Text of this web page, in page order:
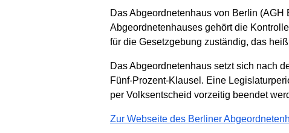
Das Abgeordnetenhaus von Berlin
Abgeordnetenhauses gehört die
für die Gesetzgebung zuständig, das
Das Abgeordnetenhaus setzt sich nach
Fünf-Prozent-Klausel. Eine
per Volksentscheid vorzeitig beendet
Zur Webseite des Berliner